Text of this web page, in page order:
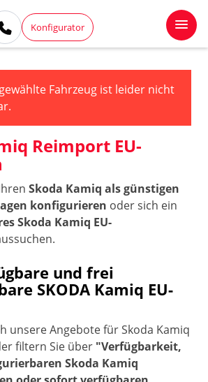
Konfigurator
Fahrzeug ist leider nicht
Reimport EU-
Skoda Kamiq als günstigen
konfigurieren oder sich ein
Skoda Kamiq EU-
und frei
SKODA Kamiq EU-
unsere Angebote für Skoda Kamiq
filtern Sie über "Verfügbarkeit,
Skoda Kamiq